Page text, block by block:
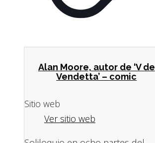
Alan Moore, autor de ‘V de
Vendetta’ – comic
Sitio web
Ver sitio web